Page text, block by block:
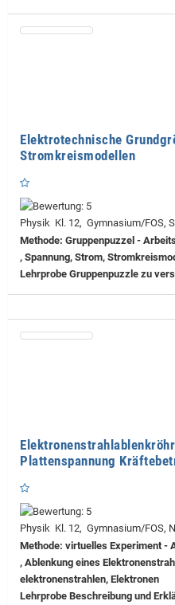
Elektrotechnische
Stromkreismodellen
Physik Kl. 12, Gymnasium/FOS,
Methode: Gruppenpuzzel -
, Spannung, Strom,
Lehrprobe Gruppenpuzzle zu
Plattenspannung
Physik Kl. 12, Gymnasium/FOS,
Methode: virtuelles Experiment -
, Ablenkung eines
elektronenstrahlen, Elektronen
Lehrprobe Beschreibung und